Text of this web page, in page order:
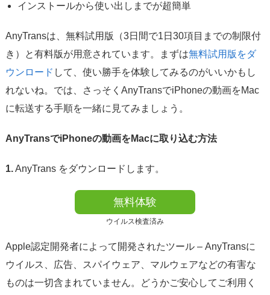
インストールから使い出しまでが超簡単
AnyTransは、無料試用版（3日間で1日30項目までの制限付
き）と有料版が用意されています。まずは無料試用版をダ
ウンロード して、使い勝手を体験してみるのがいいかもし
れないね。では、さっそくAnyTransでiPhoneの動画をMac
に転送する手順を一緒に見てみましょう。
AnyTransでiPhoneの動画をMacに取り込む方法
1.AnyTrans をダウンロードします。
無料体験
ウイルス検査済み
Apple認定開発者によって開発されたツール – AnyTransに
ウイルス、広告、スパイウェア、マルウェアなどの有害な
ものは一切含まれていません。どうかご安心してご利用く